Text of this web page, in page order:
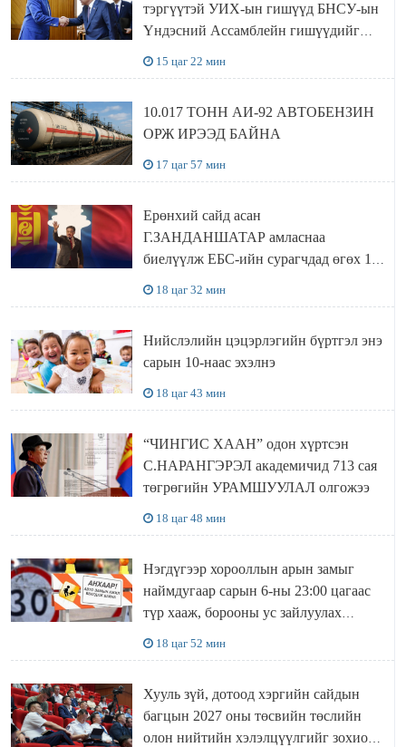
тэргүүтэй УИХ-ын гишүүд БНСУ-ын
Үндэсний Ассамблейн гишүүдийг
15 цаг 22 мин
10.017 ТОНН АИ-92 АВТОБЕНЗИН
ОРЖ ИРЭЭД БАЙНА
17 цаг 57 мин
Ерөнхий сайд асан
Г.ЗАНДАНШАТАР амласнаа
биелүүлж ЕБС-ийн сурагчдад өгөх 10.
18 цаг 32 мин
Нийслэлийн цэцэрлэгийн бүртгэл энэ
сарын 10-наас эхэлнэ
18 цаг 43 мин
“ЧИНГИС ХААН” одон хүртсэн
С.НАРАНГЭРЭЛ академичид 713 сая
төгрөгийн УРАМШУУЛАЛ олгожээ
18 цаг 48 мин
Нэгдүгээр хорооллын арын замыг
наймдугаар сарын 6-ны 23:00 цагаас
түр хааж, борооны ус зайлуулах
18 цаг 52 мин
Хууль зүй, дотоод хэргийн сайдын
багцын 2027 оны төсвийн төслийн
олон нийтийн хэлэлцүүлгийг зохион